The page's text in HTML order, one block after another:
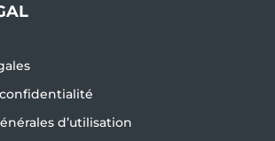
d’utilisation